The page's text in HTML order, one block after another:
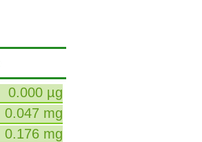
0.000 µg
0.047 mg
0.176 mg